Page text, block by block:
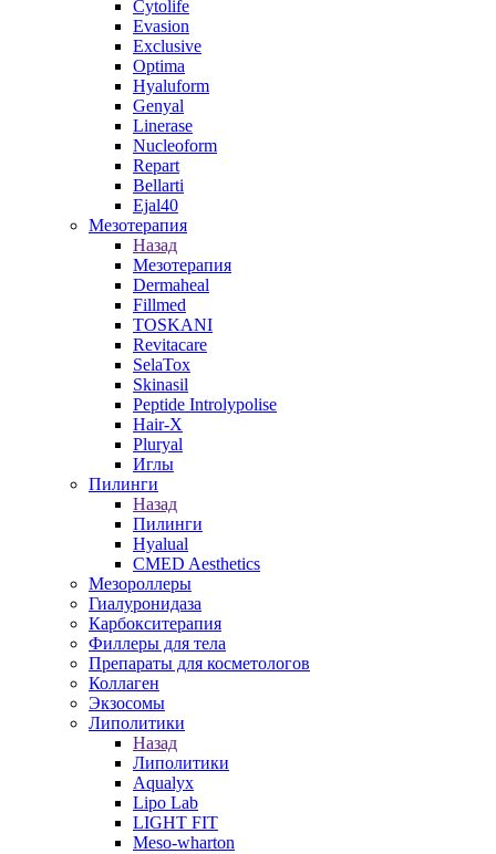
Cytolife
Evasion
Exclusive
Optima
Hyaluform
Genyal
Linerase
Nucleoform
Repart
Bellarti
Ejal40
Мезотерапия
Назад
Мезотерапия
Dermaheal
Fillmed
TOSKANI
Revitacare
SelaTox
Skinasil
Peptide Introlypolise
Hair-X
Pluryal
Иглы
Пилинги
Назад
Пилинги
Hyalual
CMED Aesthetics
Мезороллеры
Гиалуронидаза
Карбокситерапия
Филлеры для тела
Препараты для косметологов
Коллаген
Экзосомы
Липолитики
Назад
Липолитики
Aqualyx
Lipo Lab
LIGHT FIT
Meso-wharton